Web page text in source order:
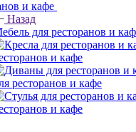
и кафе
Назад
для ресторанов и кафе
и кафе
ресторанов и кафе